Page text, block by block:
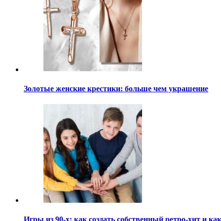
Золотые женские крестики: больше чем украшение
Игры из 90-х: как создать собственный ретро-хит и